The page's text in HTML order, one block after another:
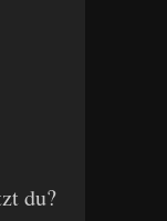
du?